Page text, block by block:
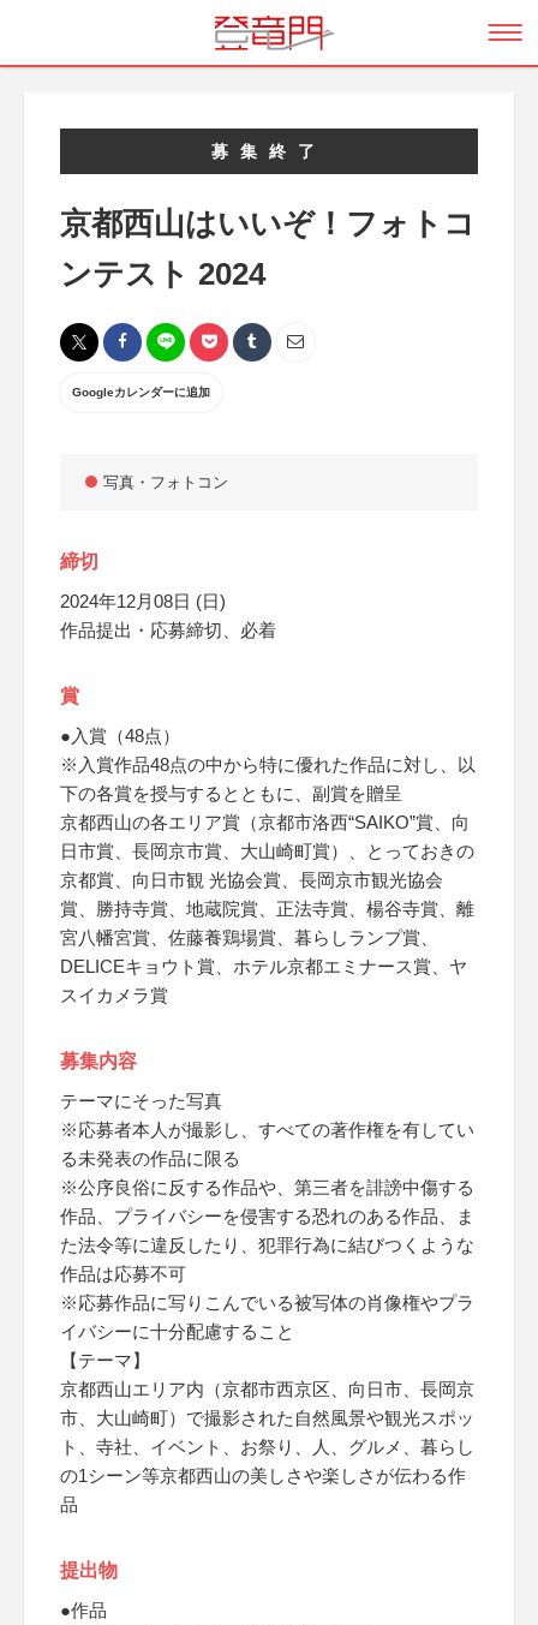
募集終了
京都西山はいいぞ！フォトコ
ンテスト 2024
Googleカレンダーに追加
写真・フォトコン
締切
2024年12月08日 (日)
作品提出・応募締切、必着
賞
●入賞（48点）
※入賞作品48点の中から特に優れた作品に対し、以
下の各賞を授与するとともに、副賞を贈呈
京都西山の各エリア賞（京都市洛西“SAIKO”賞、向
日市賞、長岡京市賞、大山崎町賞）、とっておきの
京都賞、向日市観 光協会賞、長岡京市観光協会
賞、勝持寺賞、地蔵院賞、正法寺賞、楊谷寺賞、離
宮八幡宮賞、佐藤養鶏場賞、暮らしランプ賞、
DELICEキョウト賞、ホテル京都エミナース賞、ヤ
スイカメラ賞
募集内容
テーマにそった写真
※応募者本人が撮影し、すべての著作権を有してい
る未発表の作品に限る
※公序良俗に反する作品や、第三者を誹謗中傷する
作品、プライバシーを侵害する恐れのある作品、ま
た法令等に違反したり、犯罪行為に結びつくような
作品は応募不可
※応募作品に写りこんでいる被写体の肖像権やプラ
イバシーに十分配慮すること
【テーマ】
京都西山エリア内（京都市西京区、向日市、長岡京
市、大山崎町）で撮影された自然風景や観光スポッ
ト、寺社、イベント、お祭り、人、グルメ、暮らし
の1シーン等京都西山の美しさや楽しさが伝わる作
品
提出物
●作品